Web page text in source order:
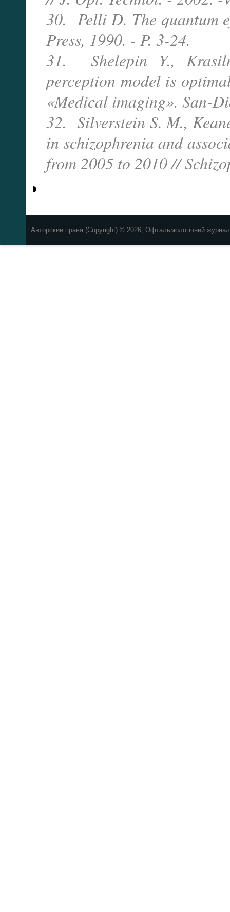
30. Pelli D. The quantum
Press, 1990. - P. 3-24.
31. Shelepin Y.,
perception model is
«Medical imaging». San-
32. Silverstein S. M.,
in schizophrenia and
from 2005 to 2010 //
Авторские права (Copyright) © 2026, Офтальмологічний